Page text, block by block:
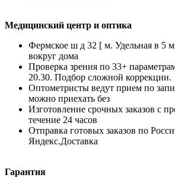
Медицинский центр и оптика
Фермское ш д 32 [ м. Удельная в 5
вокруг дома
Проверка зрения по 33+
20.30. Подбор сложной коррекции.
Оптометристы ведут прием по
можно приехать без
Изготовление срочных заказов с
течение 24 часов
Отправка готовых заказов по
Яндекс.Доставка
Гарантия